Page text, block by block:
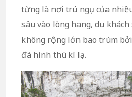
từng là nơi trú ngụ của
sâu vào lòng hang, du
không rộng lớn bao trùm
đá hình thù kì lạ.